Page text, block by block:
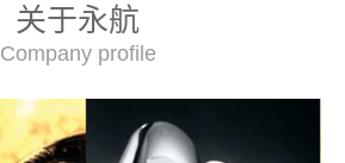
关于永航
Company profile